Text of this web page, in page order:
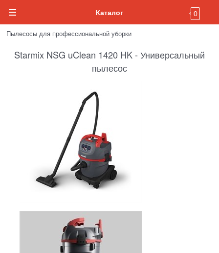
Каталог 0
Пылесосы для профессиональной уборки
Starmix NSG uClean 1420 HK - Универсальный
пылесос